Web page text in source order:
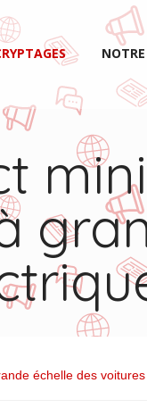
échelle des